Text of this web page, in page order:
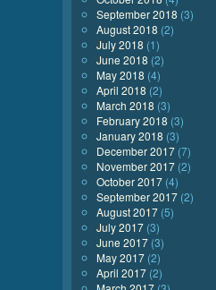
September 2018 (3)
August 2018 (2)
July 2018 (1)
June 2018 (2)
May 2018 (4)
April 2018 (2)
March 2018 (3)
February 2018 (3)
January 2018 (3)
December 2017 (7)
November 2017 (2)
October 2017 (4)
September 2017 (2)
August 2017 (5)
July 2017 (3)
June 2017 (3)
May 2017 (2)
April 2017 (2)